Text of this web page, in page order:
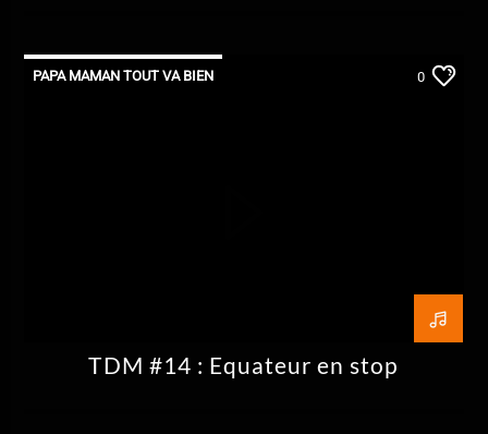
PAPA MAMAN TOUT VA BIEN 0
TDM #14 : Equateur en stop